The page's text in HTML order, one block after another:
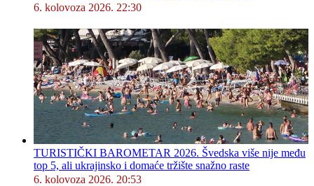
6. kolovoza 2026. 22:30
TURISTIČKI BAROMETAR 2026. Švedska više nije među
top 5, ali ukrajinsko i domaće tržište snažno raste
6. kolovoza 2026. 20:53